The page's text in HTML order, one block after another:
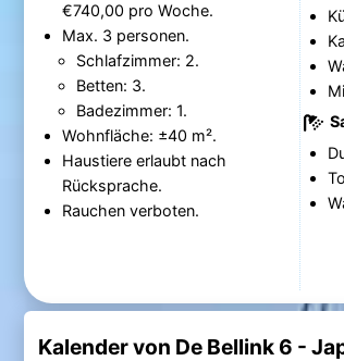
€740,00 pro Woche.
Max. 3 personen.
Schlafzimmer: 2.
Betten: 3.
Badezimmer: 1.
Wohnfläche: ±40 m².
Haustiere erlaubt nach
Rücksprache.
Rauchen verboten.
Kalender von De Bellink 6 -